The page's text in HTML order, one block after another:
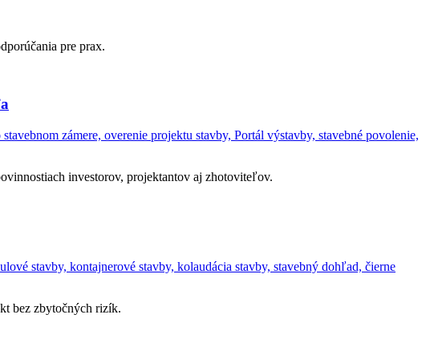
pre prax.
zámere, overenie projektu stavby, Portál výstavby, stavebné povolenie,
investorov, projektantov aj zhotoviteľov.
stavby, kontajnerové stavby, kolaudácia stavby, stavebný dohľad, čierne
bez zbytočných rizík.